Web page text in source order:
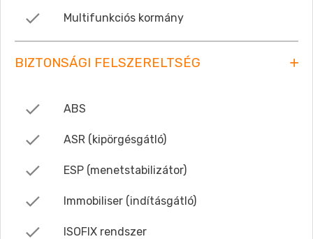
Multifunkciós kormány
BIZTONSÁGI FELSZERELTSÉG
ABS
ASR (kipörgésgátló)
ESP (menetstabilizátor)
Immobiliser (indításgátló)
ISOFIX rendszer